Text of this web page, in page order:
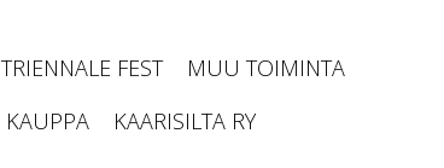
TRIENNALE FEST
MUU TOIMINTA
KAUPPA
KAARISILTA RY